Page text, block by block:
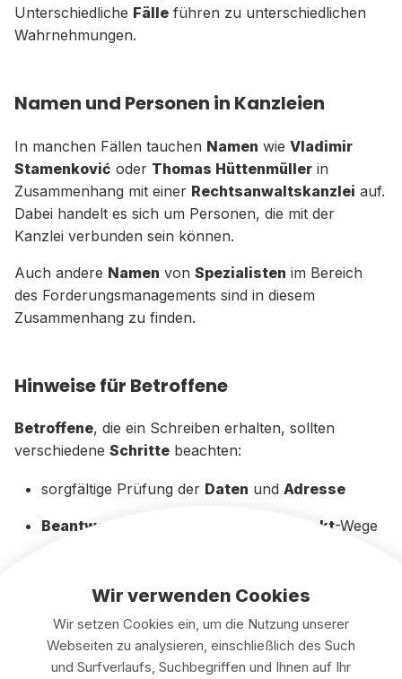
Unterschiedliche Fälle führen zu unterschiedlichen
Wahrnehmungen.
Namen und Personen in Kanzleien
In manchen Fällen tauchen Namen wie Vladimir
Stamenković oder Thomas Hüttenmüller in
Zusammenhang mit einer Rechtsanwaltskanzlei auf.
Dabei handelt es sich um Personen, die mit der
Kanzlei verbunden sein können.
Auch andere Namen von Spezialisten im Bereich
des Forderungsmanagements sind in diesem
Zusammenhang zu finden.
Hinweise für Betroffene
Betroffene, die ein Schreiben erhalten, sollten
verschiedene Schritte beachten:
sorgfältige Prüfung der Daten und Adresse
Beantwortung Kontakt-Wege
Forderungshöheund den Betrag
im Zweifel rechtlicheHilfe in Anspruch nehmen
Ein wichtigerHinweis: Nicht jedes Schreiben stammt
Wir verwenden Cookies
Wir setzen Cookies ein, um die Nutzung unserer
Webseiten zu analysieren, einschließlich des Such
und Surfverlaufs, Suchbegriffen und Ihnen auf Ihr